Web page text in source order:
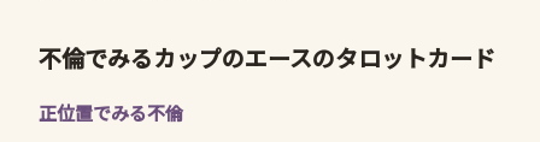
不倫でみるカップのエースのタロットカード
正位置でみる不倫